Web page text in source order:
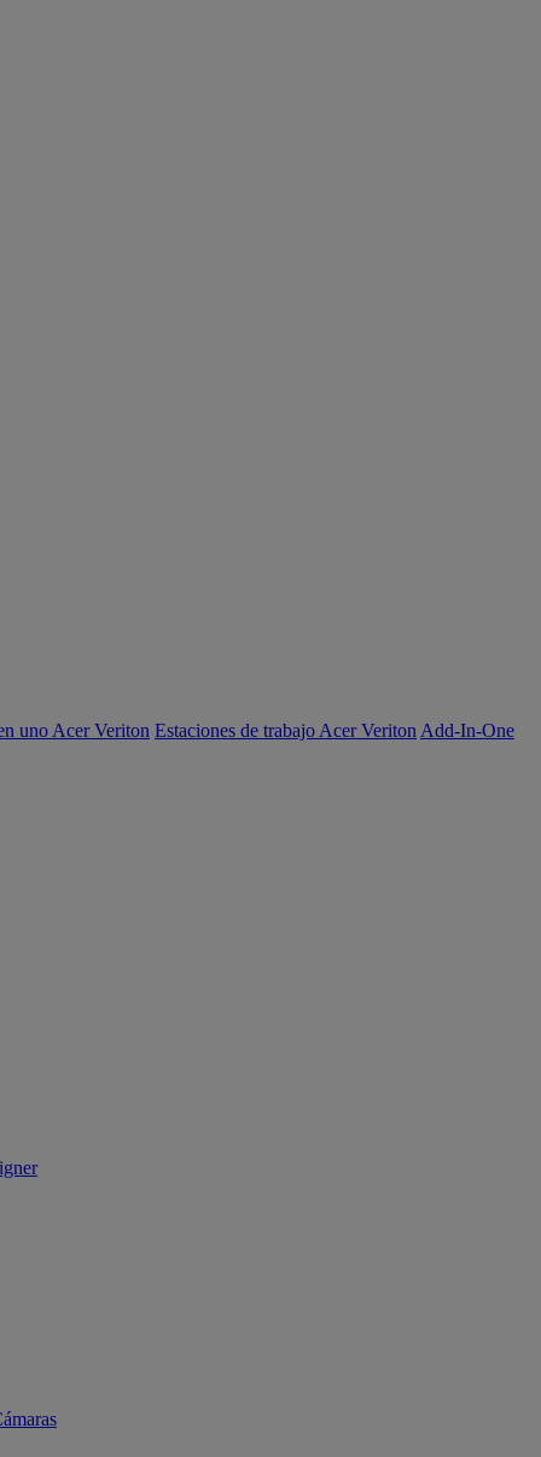
uno Acer Veriton Estaciones de trabajo Acer Veriton Add-In-One